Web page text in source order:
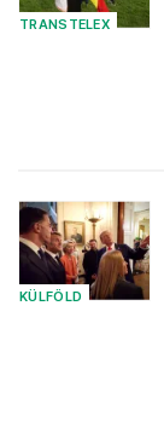
TRANSTELEX
KÜLFÖLD